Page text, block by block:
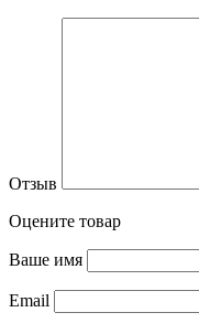
Отзыв
Оцените товар
Ваше имя
Email